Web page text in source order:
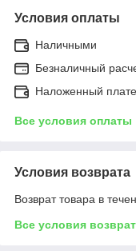
Условия оплаты
Наличными
Безналичный
Наложенный
Все условия оплаты
Условия возврата
Возврат товара в
Все условия